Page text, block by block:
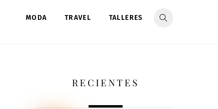
MODA TRAVEL TALLERES
RECIENTES